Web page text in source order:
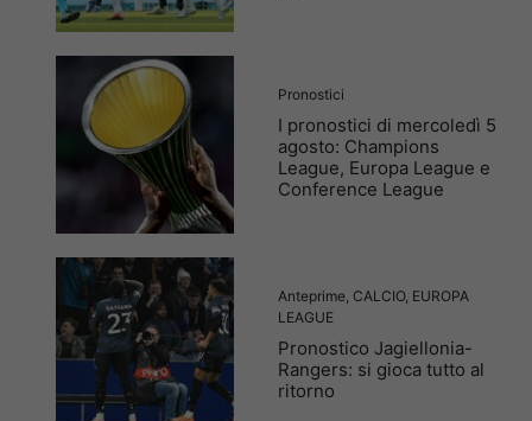
Pronostici
I pronostici di mercoledì 5
agosto: Champions
League, Europa League e
Conference League
Anteprime CALCIO, EUROPA
LEAGUE
Pronostico Jagiellonia-
Rangers: si gioca tutto al
ritorno